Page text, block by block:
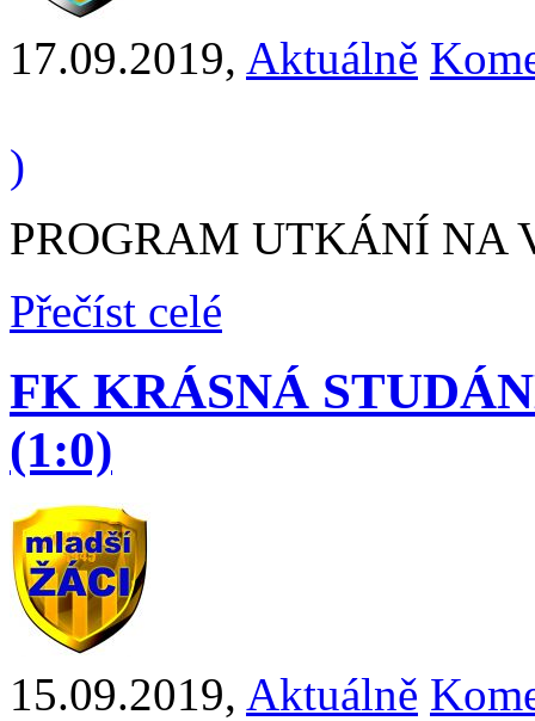
17.09.2019, Aktuálně
)
PROGRAM UTKÁNÍ NA
Přečíst celé
FK KRÁSNÁ
(1:0)
15.09.2019, Aktuálně